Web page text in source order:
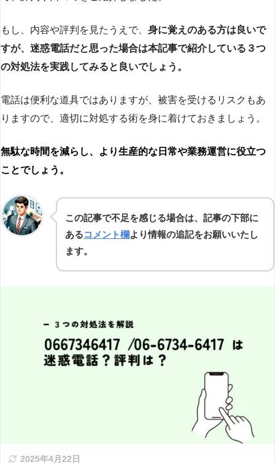
もし、内容や評判を見たうえで、 身に覚えのある方は良いで
すが、迷惑電話だと思った場合は本記事で紹介している３つ
の対処法を実践してみると良いでしょう。
電話は便利な道具ではありますが、被害を受けるリスクもあ
りますので、適切に対処する術を身に着けておきましょう。
無駄な時間を減らし、より生産的な日常や業務運営に役立つ
ことでしょう。
この記事で不足を感じる場合は、記事の下部に
あるコメント欄より情報の追記をお願いいたし
ます。
2025年4月22日